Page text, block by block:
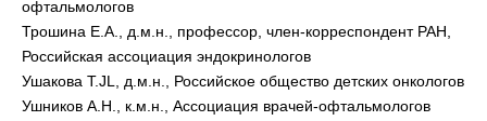
офтальмологов
Трошина Е.А., д.м.н., профессор, член-корреспондент РАН,
Российская ассоциация эндокринологов
Ушакова T.JL, д.м.н., Российское общество детских онкологов
Ушников А.Н., к.м.н., Ассоциация врачей-офтальмологов